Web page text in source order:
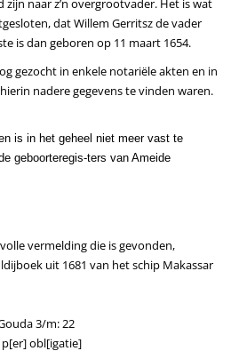
naar z’n overgrootvader. Het is wat
dat Willem Gerritsz de vader
is dan geboren op 11 maart 1654.
gezocht in enkele notariële akten en in
nadere gegevens te vinden waren.
is in het geheel niet meer vast te
geboorteregis-ters van Ameide
vermelding die is gevonden,
uit 1681 van het schip Makassar
3/m: 22
p[er] obl[igatie]